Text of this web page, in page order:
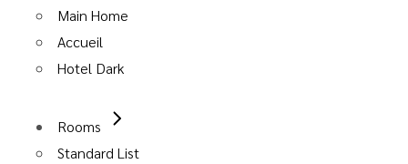
Main Home
Accueil
Hotel Dark
Rooms
Standard List